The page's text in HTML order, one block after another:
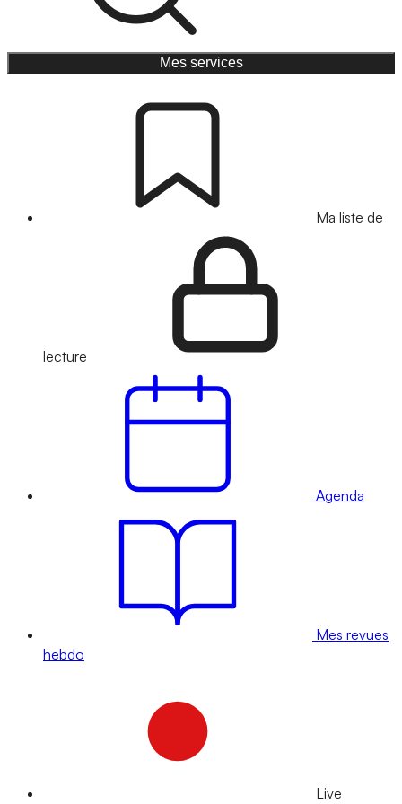
Mes services
Ma liste de
lecture
Agenda
Mes revues
hebdo
Live